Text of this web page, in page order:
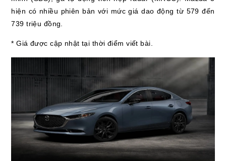
hiện có nhiều phiên bản với mức giá dao động từ 579 đến
739 triệu đồng.
* Giá được cập nhật tại thời điểm viết bài.